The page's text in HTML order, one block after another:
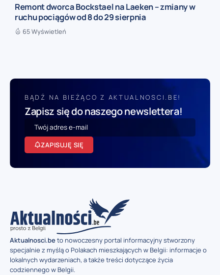
Remont dworca Bockstael na Laeken – zmiany w
ruchu pociągów od 8 do 29 sierpnia
65 Wyświetleń
BĄDŹ NA BIEŻĄCO Z AKTUALNOSCI.BE!
Zapisz się do naszego newslettera!
ZAPISUJĘ SIĘ
Aktualnosci.beto nowoczesny portal informacyjny stworzony
specjalnie z myślą o Polakach mieszkających w Belgii: informacje o
lokalnych wydarzeniach, a także treści dotyczące życia
codziennego w Belgii.